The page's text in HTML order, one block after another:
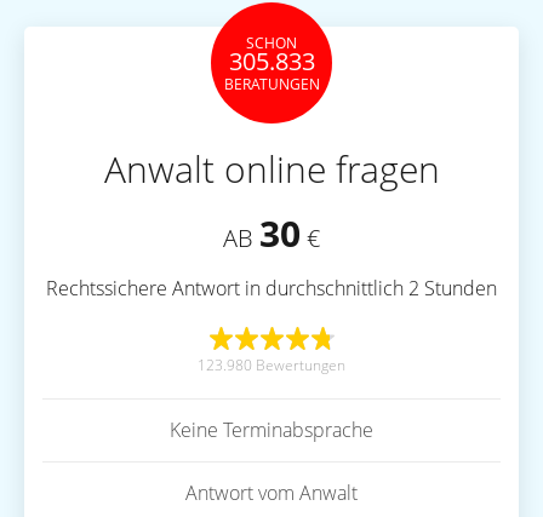
SCHON
305.833
BERATUNGEN
Anwalt online fragen
AB 30 €
Rechtssichere Antwort in durchschnittlich 2 Stunden
123.980 Bewertungen
Keine Terminabsprache
Antwort vom Anwalt